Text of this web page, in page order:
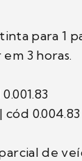
para 1
3 horas.
0.004.83
de